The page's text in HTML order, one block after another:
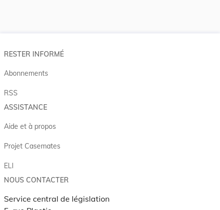
RESTER INFORMÉ
Abonnements
RSS
ASSISTANCE
Aide et à propos
Projet Casemates
ELI
NOUS CONTACTER
Service central de législation